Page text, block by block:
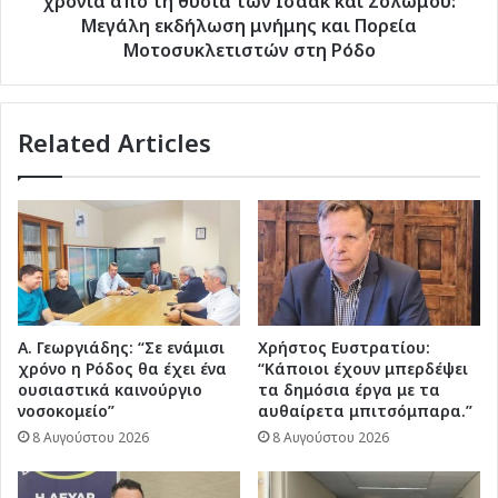
Ισαάκ
Σολωμού:
εκδήλωση
μνήμης
και
Πορεία
Μοτοσυκλετιστών
στη
Ρόδο
Μεγάλη εκδήλωση μνήμης και Πορεία
Μοτοσυκλετιστών στη Ρόδο
Related Articles
Α. Γεωργιάδης: “Σε ενάμισι
χρόνο η Ρόδος θα έχει ένα
ουσιαστικά καινούργιο
νοσοκομείο”
8 Αυγούστου 2026
Χρήστος Ευστρατίου:
“Κάποιοι έχουν μπερδέψει
τα δημόσια έργα με τα
αυθαίρετα μπιτσόμπαρα.”
8 Αυγούστου 2026